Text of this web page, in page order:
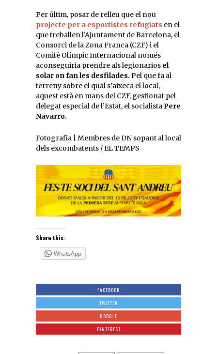
Per últim, posar de relleu que el nou
projecte per a esportistes refugiats en el
que treballen l’Ajuntament de Barcelona, el
Consorci de la Zona Franca (CZF) i el
Comitè Olímpic Internacional només
aconseguiria prendre als legionarios el
solar on fan les desfilades. Pel que fa al
terreny sobre el qual s’aixeca el local,
aquest està en mans del CZF, gestionat pel
delegat especial de l’Estat, el socialistaPere
Navarro.
Fotografia | Membres de DN sopant al local
dels excombatents / EL TEMPS
Share this:
WhatsApp
FACEBOOK
TWITTER
GOOGLE
PINTEREST